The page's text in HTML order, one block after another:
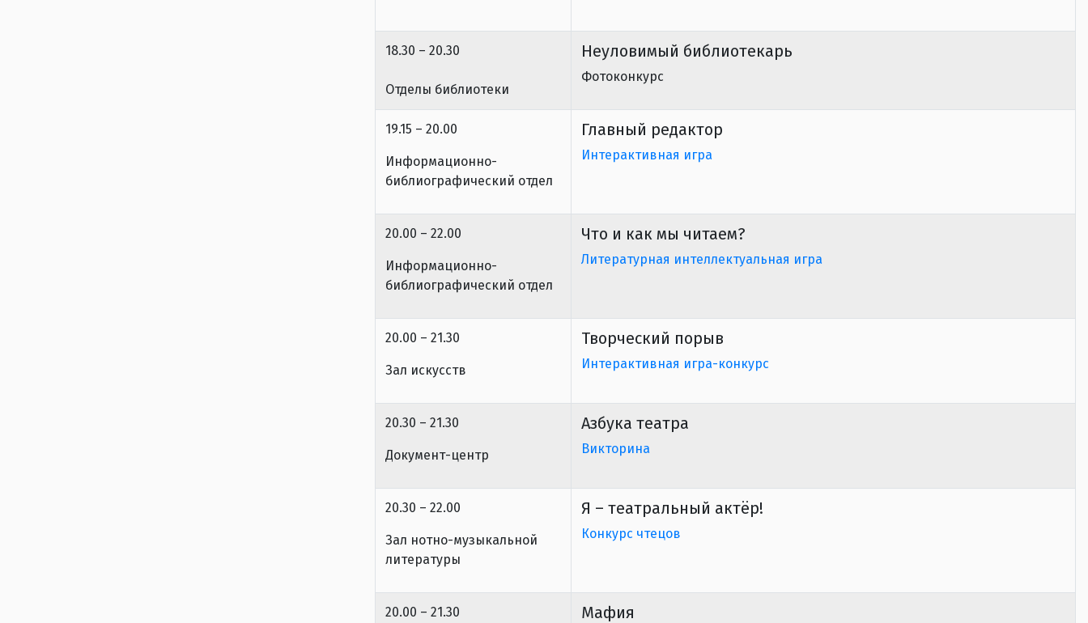
18.30 – 20.30
Отделы библиотеки
Неуловимый библиотекарь
Фотоконкурс
19.15 – 20.00
Информационно-
библиографический отдел
Главный редактор
Интерактивная игра
20.00 – 22.00
Информационно-
библиографический отдел
Что и как мы читаем?
Литературная интеллектуальная игра
20.00 – 21.30
Зал искусств
Творческий порыв
Интерактивная игра-конкурс
20.30 – 21.30
Документ-центр
Азбука театра
Викторина
20.30 – 22.00
Зал нотно-музыкальной
литературы
Я – театральный актёр!
Конкурс чтецов
20.00 – 21.30 Мафия